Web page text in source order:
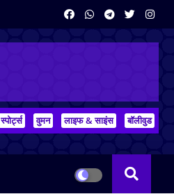
स्पोर्ट्स वुमन लाइफ & साइंस बॉलीवुड